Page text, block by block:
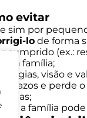
evitar
por
lo de forma
cumprido (ex.:
a família;
visão e
prazos e perde
todas;
a família